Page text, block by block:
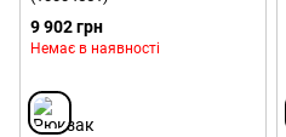
9 902 грн
Немає в наявності